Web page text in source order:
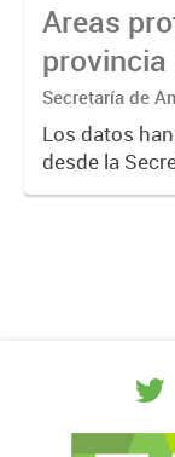
Areas
provincia
Secretaría de
Desarrollo
Entre Ríos
Los datos
desde la
la Provincia